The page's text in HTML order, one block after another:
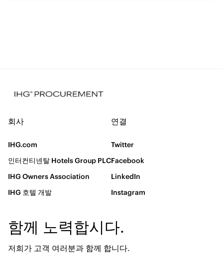
회사
IHG.com
인터컨티넨탈 Hotels Group PLC
IHG Owners Association
IHG 호텔 개발
연결
Twitter
Facebook
LinkedIn
Instagram
함께 노력합시다.
저희가 고객 여러분과 함께 합니다.